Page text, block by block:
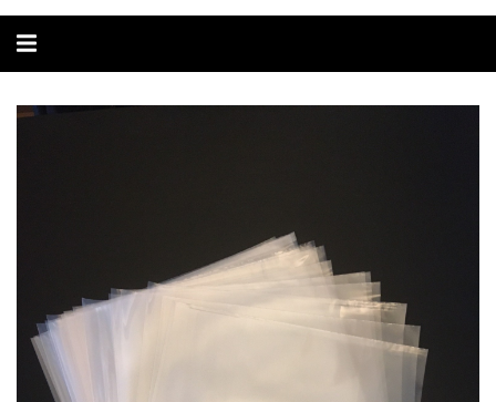
Alternar